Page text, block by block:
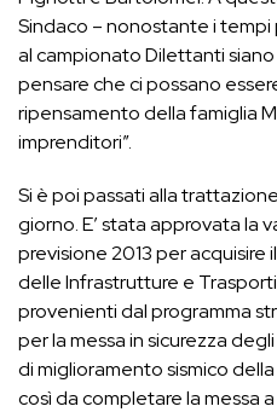
Sindaco – nonostante i tempi
al campionato Dilettanti siano
pensare che ci possano
ripensamento della famiglia
imprenditori”.
Si è poi passati alla
giorno. E’ stata approvata la
previsione 2013 per
delle Infrastrutture e
provenienti dal programma
per la messa in sicurezza
di miglioramento sismico
così da completare la messa